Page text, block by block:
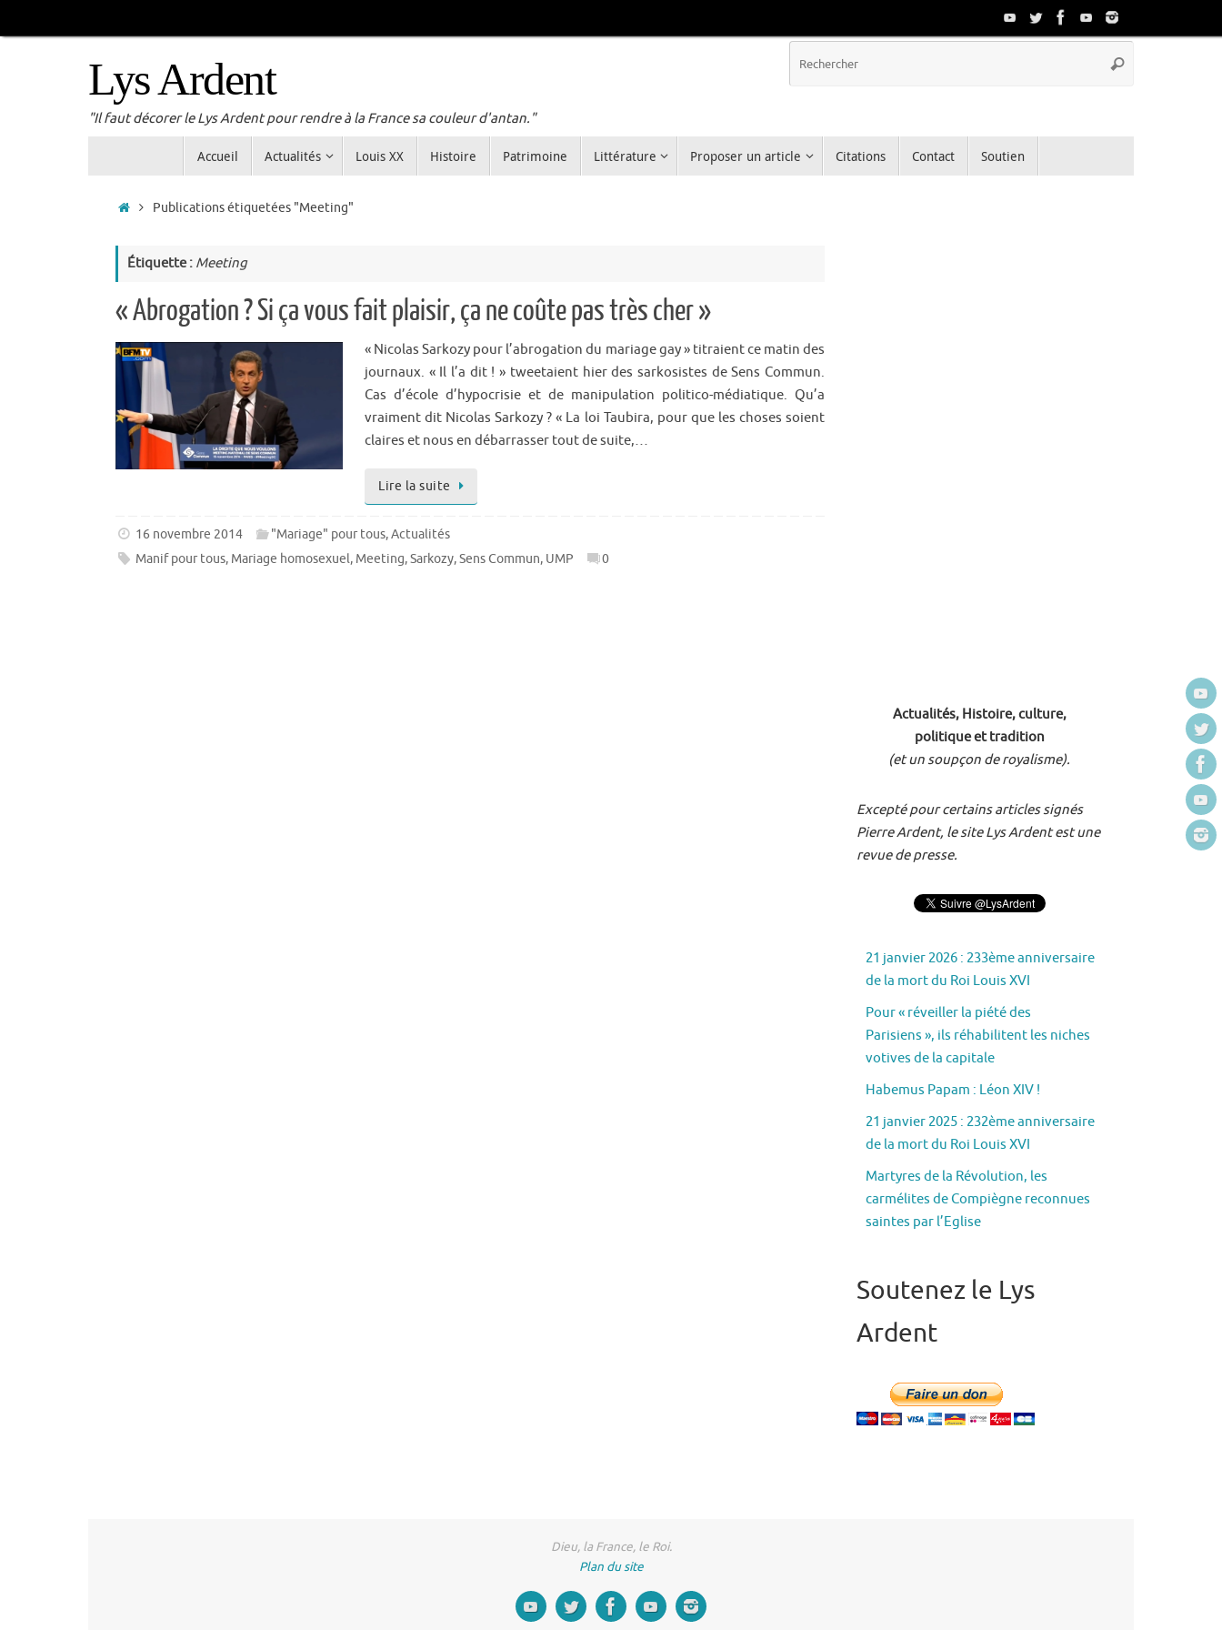
au
Lys Ardent
"Il faut décorer le Lys Ardent pour rendre à la France sa couleur d'antan."
Rechercher
Accueil Actualités Louis XX Histoire Patrimoine Littérature Proposer un article Citations Contact Soutien
Accueil
Publications étiquetées "Meeting"
Étiquette : Meeting
« Abrogation ? Si ça vous fait plaisir, ça ne coûte pas très cher »
« Nicolas Sarkozy pour l’abrogation du mariage gay » titraient ce matin des
journaux. « Il l’a dit ! » tweetaient hier des sarkosistes de Sens Commun.
Cas d’école d’hypocrisie et de manipulation politico-médiatique. Qu’a
vraiment dit Nicolas Sarkozy ? « La loi Taubira, pour que les choses soient
claires et nous en débarrasser tout de suite,…
Lire la suite
16 novembre 2014 "Mariage" pour tous,Actualités
Manif pour tous, Mariage homosexuel, Meeting,Sarkozy,Sens Commun, UMP 0
Actualités, Histoire, culture,
politique et tradition
(et un soupçon de royalisme).
Excepté pour certains articles signés
Pierre Ardent, le site Lys Ardent est une
revue de presse.
21 janvier 2026 : 233ème anniversaire
de la mort du Roi Louis XVI
Pour « réveiller la piété des
Parisiens », ils réhabilitent les niches
votives de la capitale
Habemus Papam : Léon XIV !
21 janvier 2025 : 232ème anniversaire
de la mort du Roi Louis XVI
Martyres de la Révolution, les
carmélites de Compiègne reconnues
saintes par l’Eglise
Soutenez le Lys
Ardent
Dieu, la France, le Roi.
Plan du site